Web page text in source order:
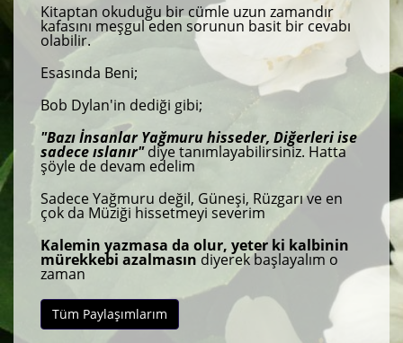
Kitaptan okuduğu bir cümle uzun zamandır
kafasını meşgul eden sorunun basit bir cevabı
olabilir.
Esasında Beni;
Bob Dylan'in dediği gibi;
"Bazı İnsanlar Yağmuru hisseder, Diğerleri ise
sadece ıslanır"diye tanımlayabilirsiniz. Hatta
şöyle de devam edelim
Sadece Yağmuru değil, Güneşi, Rüzgarı ve en
çok da Müziği hissetmeyi severim
Kalemin yazmasa da olur, yeter ki kalbinin
mürekkebi azalmasın diyerek başlayalım o
zaman
Tüm Paylaşımlarım